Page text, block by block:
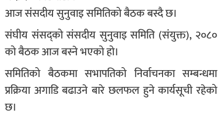
आज संसदीय सुनुवाइ समितिको बैठक बस्दै छ।
संघीय संसद्को संसदीय सुनुवाइ समिति (संयुक्त), २०८०
को बैठक आज बस्ने भएको हो।
समितिको बैठकमा सभापतिको निर्वाचनका सम्बन्धमा
प्रक्रिया अगाडि बढाउने बारे छलफल हुने कार्यसूची रहेको
छ।